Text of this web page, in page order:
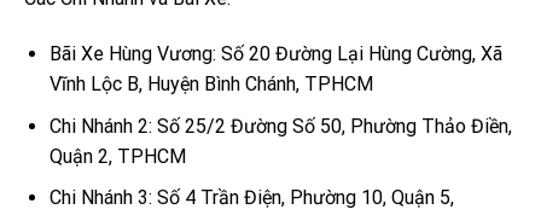
Bãi Xe Hùng Vương: Số 20 Đường Lại Hùng Cường, Xã
Vĩnh Lộc B, Huyện Bình Chánh, TPHCM
Chi Nhánh 2: Số 25/2 Đường Số 50, Phường Thảo Điền,
Quận 2, TPHCM
Chi Nhánh 3: Số 4 Trần Điện, Phường 10, Quận 5,